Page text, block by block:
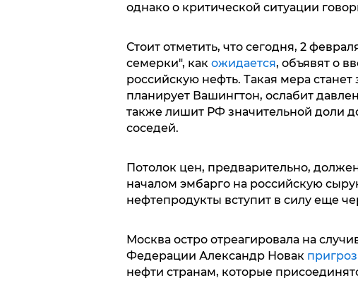
однако о критической ситуации
Стоит отметить, что сегодня, 2
семерки", как ожидается, объявят о
российскую нефть. Такая мера
планирует Вашингтон, ослабит
также лишит РФ значительной доли
соседей.
Потолок цен, предварительно,
началом эмбарго на российскую
нефтепродукты вступит в силу еще
Москва остро отреагировала на
Федерации Александр Новак
нефти странам, которые